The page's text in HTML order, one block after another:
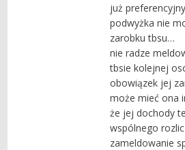
już
podwyżka nie
zarobku tbsu…
nie radze
tbsie kolejnej
obowiązek jej
może mieć ona
że jej dochody
wspólnego
zameldowanie